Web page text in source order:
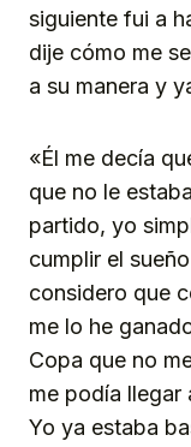
siguiente fui a
dije cómo me
a su manera y
«Él me decía
que no le
partido, yo
cumplir el
considero que
me lo he
Copa que no
me podía llegar
Yo ya estaba